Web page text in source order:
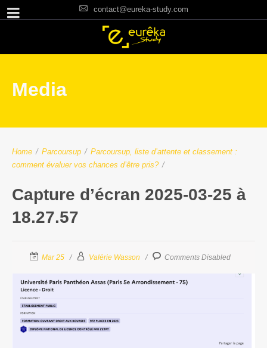
contact@eureka-study.com
Media
Home / Parcoursup / Parcoursup, liste d’attente et classement :
comment évaluer vos chances d’être pris? /
Capture d’écran 2025-03-25 à
18.27.57
Mar 25 Valérie Wasson Comments Disabled